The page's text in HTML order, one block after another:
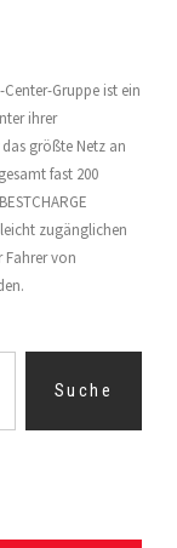
Gruppe ist ein
ihrer
das größte Netz an
fast 200
zugänglichen
Fahrer von
Suche